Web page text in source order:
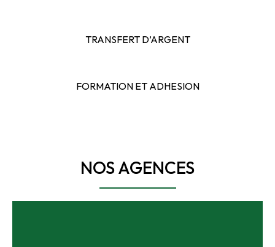
TRANSFERT D’ARGENT
FORMATION ET ADHESION
NOS AGENCES